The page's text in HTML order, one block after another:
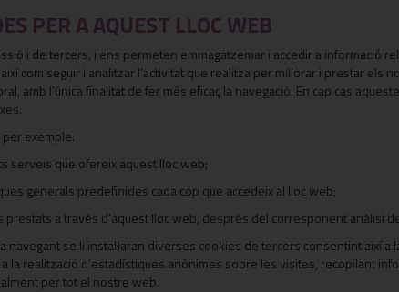
PER A AQUEST LLOC WEB
i de tercers, i ens permeten emmagatzemar i accedir a informació
com seguir i analitzar l’activitat que realitza per millorar i prestar els
amb l’única finalitat de fer més eficaç la navegació. En cap cas
exemple:
serveis que ofereix aquest lloc web;
generals predefinides cada cop que accedeix al lloc web;
a través d’aquest lloc web, després del corresponent anàlisi
navegant se li instal·laran diverses cookies de tercers consentint així
la realització d’estadístiques anònimes sobre les visites, recopilant
per tot el nostre web.